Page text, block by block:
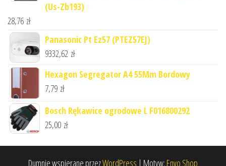
(Us-Zb193)
28,76 zł
Panasonic Pt Ez57 (PTEZ57EJ)
9332,62 zł
Hexagon Segregator A4 55Mm Bordowy
7,79 zł
Bosch Rękawice ogrodowe L F016800292
25,00 zł
Dumnie wspierane przezWordPress | Motyw: Envo Shop